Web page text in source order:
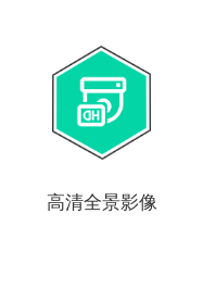
高清全景影像